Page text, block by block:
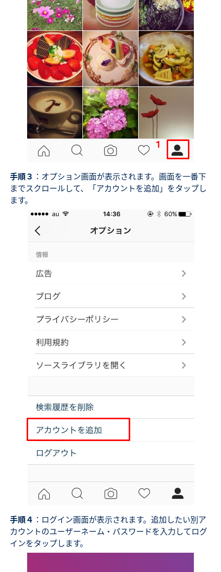
手順３ ：オプション画面が表示されます。画面を一番下
までスクロールして、「アカウントを追加」をタップし
ます。
手順４ ：ログイン画面が表示されます。追加したい別ア
カウントのユーザーネーム・パスワードを入力してログ
インをタップします。